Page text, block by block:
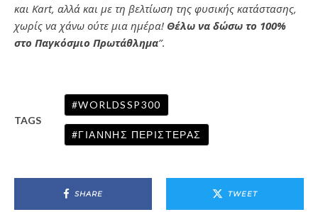
και Kart, αλλά και με τη βελτίωση της φυσικής κατάστασης,
χωρίς να χάνω ούτε μια ημέρα! Θέλω να δώσω το 100%
στο Παγκόσμιο Πρωτάθλημα”.
TAGS
WORLDSSP300
ΓΙΆΝΝΗΣ ΠΕΡΙΣΤΕΡΆΣ
SHARE TWEET